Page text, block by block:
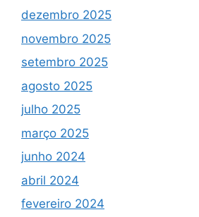
dezembro 2025
novembro 2025
setembro 2025
agosto 2025
julho 2025
março 2025
junho 2024
abril 2024
fevereiro 2024